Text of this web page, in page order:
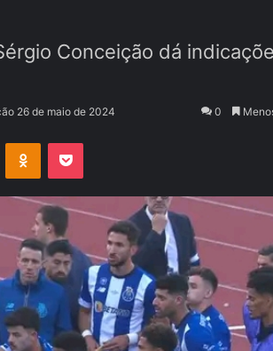
Conceição dá
26 de maio de 2024 0
OK Pocket